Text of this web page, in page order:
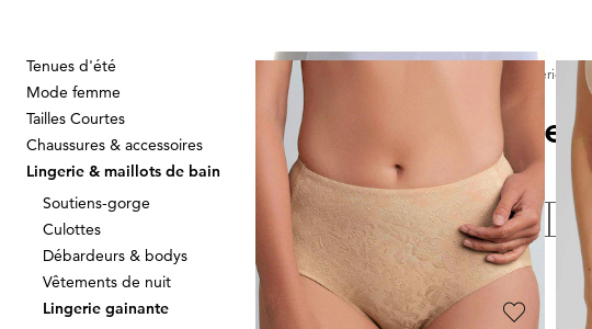
Tenues d'été
Mode femme
Tailles Courtes
Chaussures & accessoires
Lingerie & maillots de bain
Soutiens-gorge
Culottes
Débardeurs & bodys
Vêtements de nuit
Lingerie gainante
Maison Lingerie
Culottes gainantes
Trier Par Promos Coloris Prix